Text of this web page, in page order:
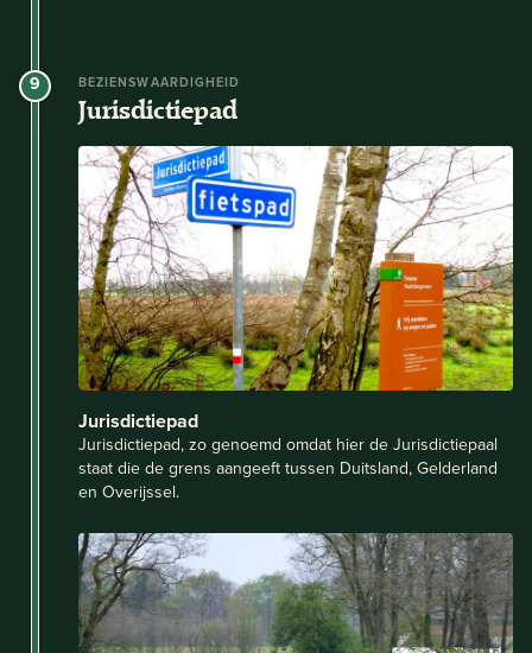
9 BEZIENSWAARDIGHEID
Jurisdictiepad
Jurisdictiepad
Jurisdictiepad, zo genoemd omdat hier de Jurisdictiepaal
staat die de grens aangeeft tussen Duitsland, Gelderland
en Overijssel.